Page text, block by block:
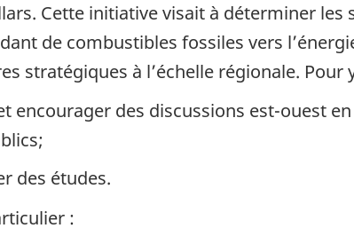
Cette initiative visait à déterminer
de combustibles fossiles vers
stratégiques à l’échelle régionale.
encourager des discussions est-ouest
des études.
: